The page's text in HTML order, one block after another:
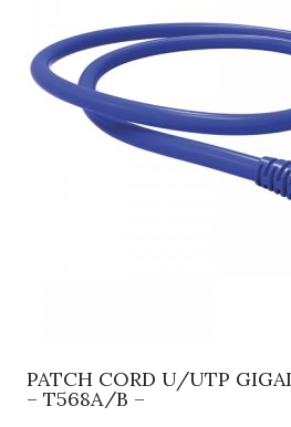
PATCH CORD U/UTP GIGALAN CAT.6 –
– T568A/B –